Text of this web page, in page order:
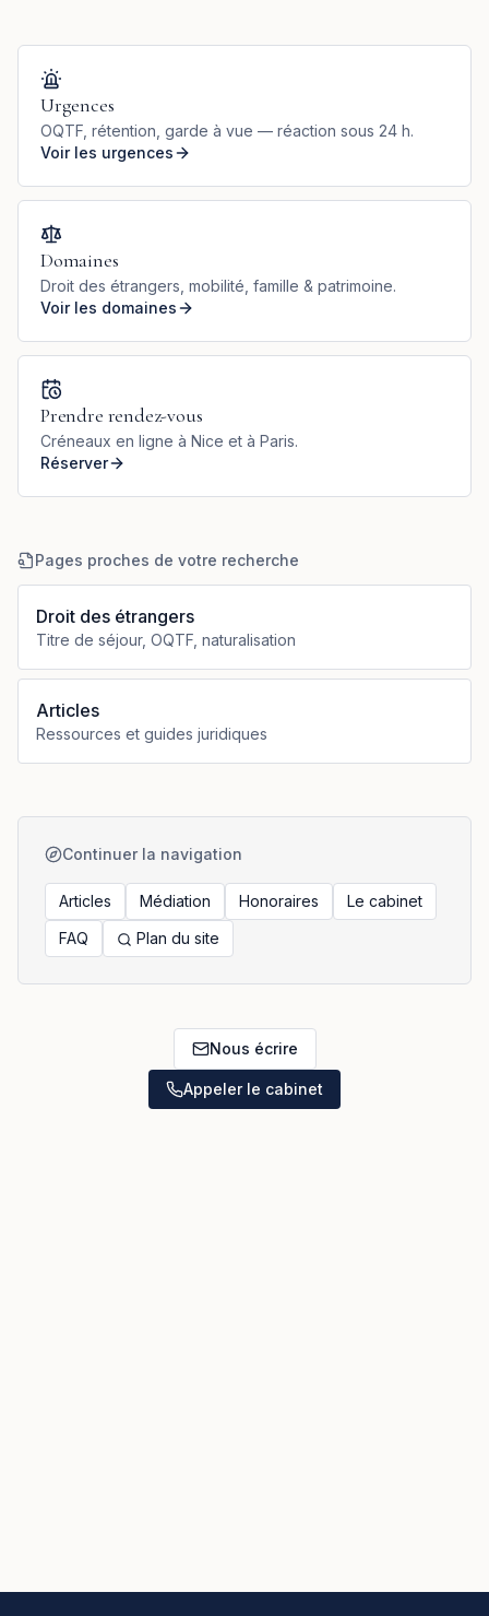
Urgences
OQTF, rétention, garde à vue — réaction sous 24 h.
Voir les urgences
Domaines
Droit des étrangers, mobilité, famille & patrimoine.
Voir les domaines
Prendre rendez-vous
Créneaux en ligne à Nice et à Paris.
Réserver
Pages proches de votre recherche
Droit des étrangers
Titre de séjour, OQTF, naturalisation
Articles
Ressources et guides juridiques
Continuer la navigation
Articles Médiation Honoraires
Le cabinet
FAQ
Plan du site
Nous écrire
Appeler le cabinet